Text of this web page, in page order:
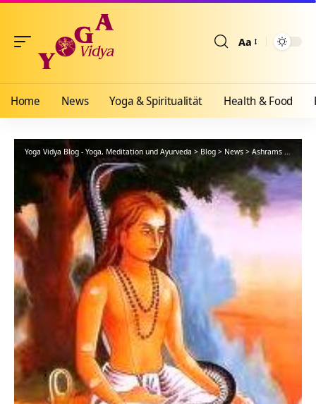
Aa
Home News Yoga & Spiritualität Health & Food
Yoga Vidya Blog - Yoga, Meditation und Ayurveda > Blog > News > Ashrams